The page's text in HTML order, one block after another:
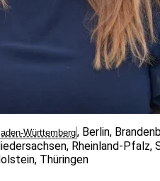
jeden Fall nochmals einen
Bewertung von Judith
Work- Life-Design – Kurs am
gebracht hat.” –
eine intensive und tolle
Schritt mit Arbeit und
Ansatzes ist überzeugend
auf Design-
– Bewertung von Alexa
sich absolut gelohnt. Ein
Württemberg, Berlin,
, Rheinland-Pfalz,
, Thüringen